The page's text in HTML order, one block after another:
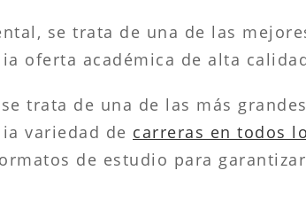
se trata de una de las
oferta académica de alta
trata de una de las más
variedad de carreras en todos
de estudio para